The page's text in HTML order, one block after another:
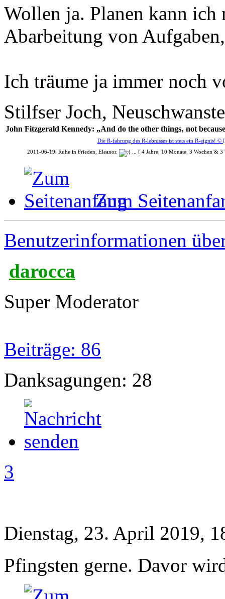
Wollen ja. Planen kann
Abarbeitung von
Ich träume ja immer noch
Stilfser Joch,
John Fitzgerald Kennedy: „And do the other things‚ not
Die R-fahrung des R-lebnisses ist stets ein R-eignis!
2011-06-19: Ruhe in Frieden, Eleanor.
... [ 4 Jahre, 10 Monate, 3 Wochen &
Zum
Benutzerinformationen
darocca
Super Moderator
Beiträge: 86
Danksagungen: 28
3
Dienstag, 23. April 2019,
Pfingsten gerne. Davor